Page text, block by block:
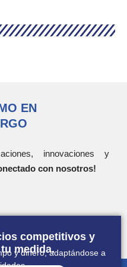
EN
innovaciones y
con nosotros!
competitivos y
medida.
y dinero, adaptándose a